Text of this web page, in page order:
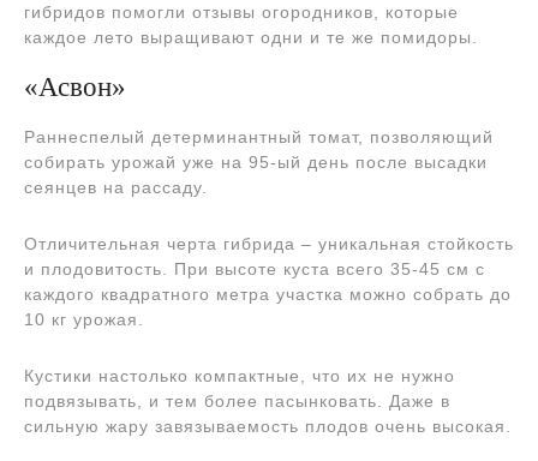
гибридов помогли отзывы огородников, которые
каждое лето выращивают одни и те же помидоры.
«Асвон»
Раннеспелый детерминантный томат, позволяющий
собирать урожай уже на 95-ый день после высадки
сеянцев на рассаду.
Отличительная черта гибрида – уникальная стойкость
и плодовитость. При высоте куста всего 35-45 см с
каждого квадратного метра участка можно собрать до
10 кг урожая.
Кустики настолько компактные, что их не нужно
подвязывать, и тем более пасынковать. Даже в
сильную жару завязываемость плодов очень высокая.